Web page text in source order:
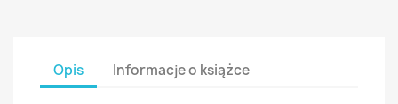
Opis Informacje o książce